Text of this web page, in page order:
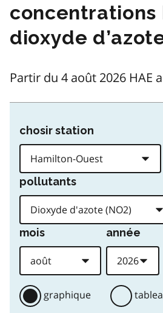
concentrations
dioxyde
Partir du 4 août 2026 HAE